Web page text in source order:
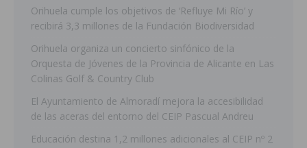
Orihuela cumple los objetivos de ‘Refluye Mi Río’ y
recibirá 3,3 millones de la Fundación Biodiversidad
Orihuela organiza un concierto sinfónico de la
Orquesta de Jóvenes de la Provincia de Alicante en Las
Colinas Golf & Country Club
El Ayuntamiento de Almoradí mejora la accesibilidad
de las aceras del entorno del CEIP Pascual Andreu
Educación destina 1,2 millones adicionales al CEIP nº 2